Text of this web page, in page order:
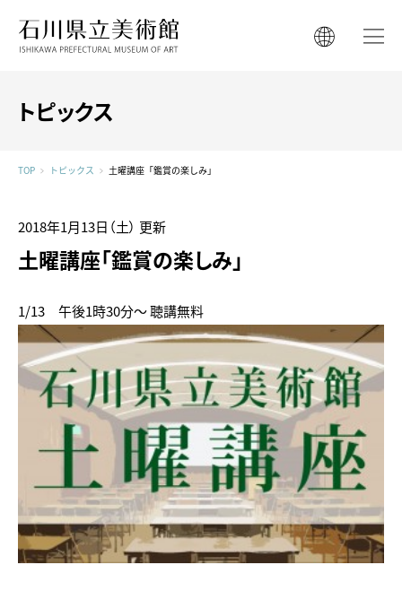
繁體中文
トピックス
TOP トピックス 土曜講座「鑑賞の楽しみ」
2018年1月13日（土） 更新
土曜講座「鑑賞の楽しみ」
1/13 午後1時30分～ 聴講無料
トピックス
简体中文